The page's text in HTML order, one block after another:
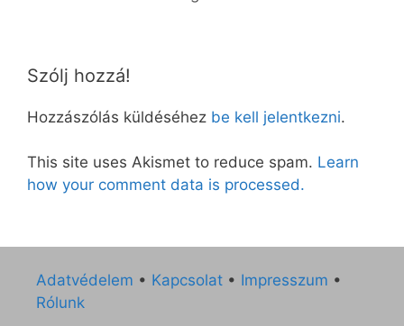
Szólj hozzá!
Hozzászólás küldéséhez be kell jelentkezni.
This site uses Akismet to reduce spam. Learn
how your comment data is processed.
Adatvédelem • Kapcsolat • Impresszum •
Rólunk